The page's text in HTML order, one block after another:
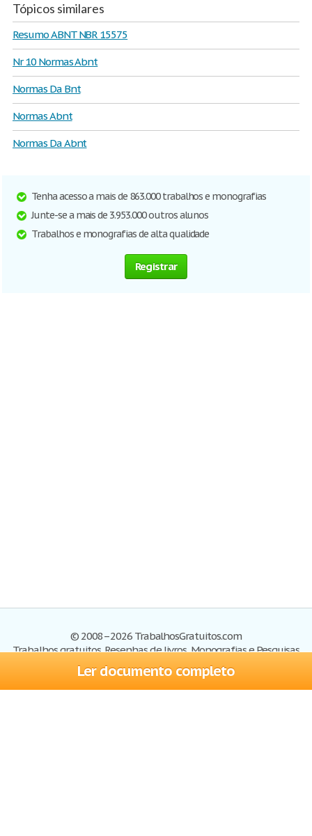
Ler documento completo
Tópicos similares
Resumo ABNT NBR 15575
Nr 10 Normas Abnt
Normas Da Bnt
Normas Abnt
Normas Da Abnt
Tenha acesso a mais de 863.000 trabalhos e monografias
Junte-se a mais de 3.953.000 outros alunos
Trabalhos e monografias de alta qualidade
Registrar
© 2008–2026 TrabalhosGratuitos.com
Trabalhos gratuitos, Resenhas de livros, Monografias e Pesquisas